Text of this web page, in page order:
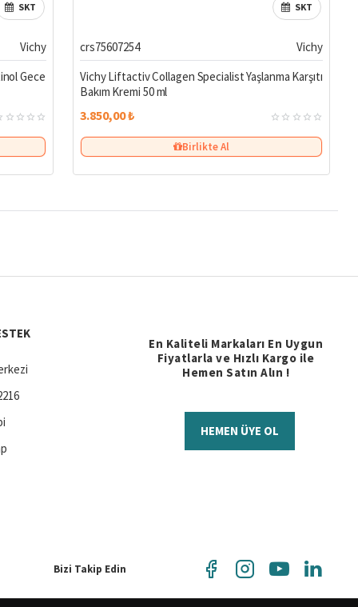
ciltlerde dahi güvenle kullanılabilir.
gibi yaşlanma karşıtı bakımda uzman markaların en etkili ürünleri
indirim
canlılık ve kendinize olan güveni kazandırır. Şimdi siz de yaş
SKT
Vichy
Gece
SKT
crs75607254
Vichy
Vichy Liftactiv Collagen Specialist Yaşlanma Karşıtı
Bakım Kremi 50 ml
3.850,00 ₺
Birlikte Al
En Kaliteli Markaları En Uygun
Fiyatlarla ve Hızlı Kargo ile
Hemen Satın Alın !
HEMEN ÜYE OL
Bizi Takip Edin